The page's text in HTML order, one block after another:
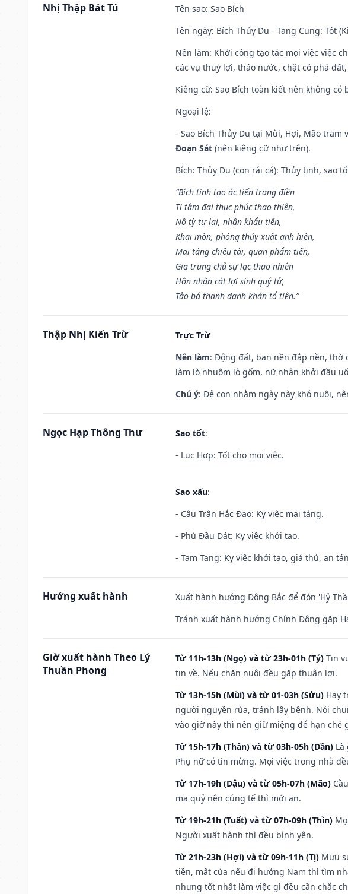
Nhị Thập Bát Tú Tên sao: Sao Bích
Tên ngày: Bích Thủy Du - Tang Cung: Tốt
Nên làm: Khởi công tạo tác mọi việc việc
các vụ thuỷ lợi, tháo nước, chặt cỏ phá
Kiêng cữ: Sao Bích toàn kiết nên không có
Ngoại lệ:
- Sao Bích Thủy Du tại Mùi, Hợi, Mão
Đoạn Sát (nên kiêng cữ như trên).
Bích: Thủy Du (con rái cá): Thủy tinh, sao
“Bích tinh tạo ác tiến trang điền
Ti tâm đại thục phúc thao thiên,
Nô tỳ tự lai, nhân khẩu tiến,
Khai môn, phóng thủy xuất anh hiền,
Mai táng chiêu tài, quan phẩm tiến,
Gia trung chủ sự lạc thao nhiên
Hôn nhân cát lợi sinh quý tử,
Tảo bá thanh danh khán tổ tiên.”
Thập Nhị Kiến Trừ
Trực Trừ
Nên làm: Động đất, ban nền đắp nền, thờ
làm lò nhuộm lò gốm, nữ nhân khởi đầu
Chú ý: Đẻ con nhằm ngày này khó nuôi,
Ngọc Hạp Thông Thư Sao tốt:
- Lục Hợp: Tốt cho mọi việc.
Sao xấu:
- Câu Trận Hắc Đạo: Kỵ việc mai táng.
- Phủ Đầu Dát: Kỵ việc khởi tạo.
- Tam Tang: Kỵ việc khởi tạo, giá thú, an
Hướng xuất hành
Xuất hành hướng Đông Bắc để đón 'Hỷ
Tránh xuất hành hướng Chính Đông gặp
Giờ xuất hành Theo Lý
Thuần Phong
Từ 11h-13h (Ngọ) và từ 23h-01h (Tý) Tin
tin về. Nếu chăn nuôi đều gặp thuận lợi.
Từ 13h-15h (Mùi) và từ 01-03h (Sửu) Hay
người nguyền rủa, tránh lây bệnh. Nói
vào giờ này thì nên giữ miệng để hạn ché
Từ 15h-17h (Thân) và từ 03h-05h (Dần)
Phụ nữ có tin mừng. Mọi việc trong nhà
Từ 17h-19h (Dậu) và từ 05h-07h (Mão)
ma quỷ nên cúng tế thì mới an.
Từ 19h-21h (Tuất) và từ 07h-09h (Thìn)
Người xuất hành thì đều bình yên.
Từ 21h-23h (Hợi) và từ 09h-11h (Tị) Mưu
tiền, mất của nếu đi hướng Nam thì tìm
nhưng tốt nhất làm việc gì đều cần chắc